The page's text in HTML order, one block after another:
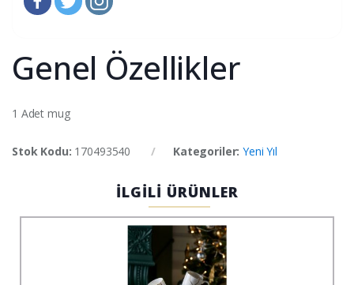
Genel Özellikler
1 Adet mug
Stok Kodu: 170493540 Kategoriler:Yeni Yıl
İLGİLİ ÜRÜNLER